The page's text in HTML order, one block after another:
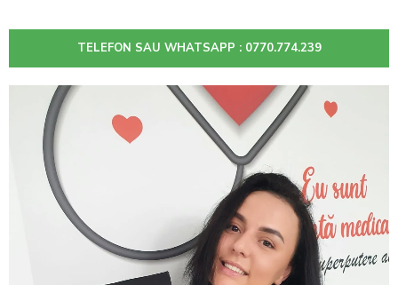
TELEFON SAU WHATSAPP : 0770.774.239